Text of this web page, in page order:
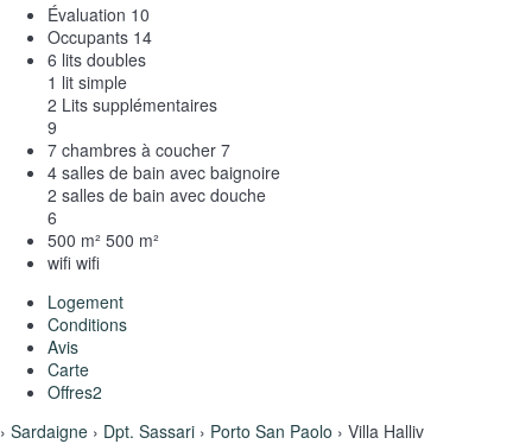
Évaluation 10
Occupants 14
6 lits doubles
1 lit simple
2 Lits supplémentaires
9
7 chambres à coucher 7
4 salles de bain avec baignoire
2 salles de bain avec douche
6
500 m² 500 m²
wifi wifi
Logement
Conditions
Avis
Carte
Offres2
› Sardaigne › Dpt. Sassari › Porto San Paolo › Villa Halliv